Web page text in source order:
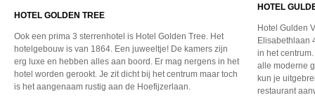
HOTEL GOLDEN TREE
Ook een prima 3 sterrenhotel is Hotel Golden Tree. Het
hotelgebouw is van 1864. Een juweeltje! De kamers zijn
erg luxe en hebben alles aan boord. Er mag nergens in het
hotel worden gerookt. Je zit dicht bij het centrum maar toch
is het aangenaam rustig aan de Hoefijzerlaan.
HOTEL
Hotel Gulden
Elisabethlaan
in het
alle moderne
kun je
restaurant